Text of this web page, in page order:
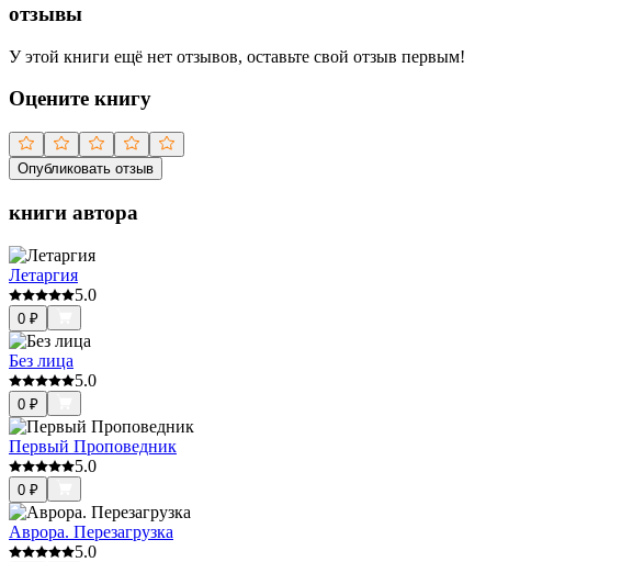
отзывы
У этой книги ещё нет отзывов, оставьте свой отзыв первым!
Оцените книгу
Опубликовать отзыв
книги автора
Летаргия
5.0
0 ₽
Без лица
5.0
0 ₽
Первый Проповедник
5.0
0 ₽
Аврора. Перезагрузка
5.0